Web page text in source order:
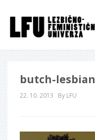
butch-lesbian
22. 10. 2013 By LFU